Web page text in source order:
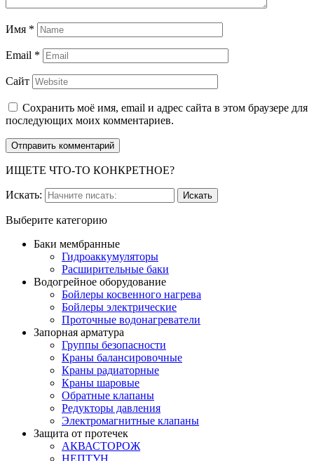
Имя *
Email *
Сайт
Сохранить моё имя, email и адрес сайта в этом браузере для
последующих моих комментариев.
ИЩЕТЕ ЧТО-ТО КОНКРЕТНОЕ?
Искать:
Выберите категорию
Баки мембранные
Гидроаккумуляторы
Расширительные баки
Водогрейное оборудование
Бойлеры косвенного нагрева
Бойлеры электрические
Проточные водонагреватели
Запорная арматура
Группы безопасности
Краны балансировочные
Краны радиаторные
Краны шаровые
Обратные клапаны
Редукторы давления
Электромагнитные клапаны
Защита от протечек
АКВАСТОРОЖ
НЕПТУН